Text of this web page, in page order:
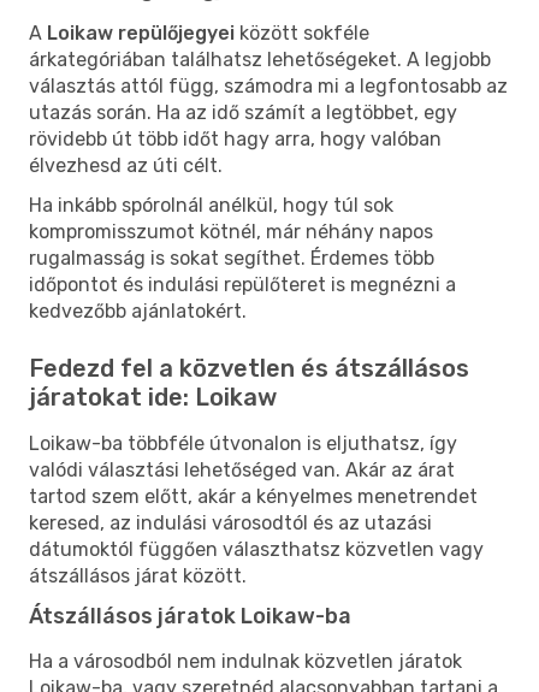
A Loikaw repülőjegyei között sokféle
árkategóriában találhatsz lehetőségeket. A legjobb
választás attól függ, számodra mi a legfontosabb az
utazás során. Ha az idő számít a legtöbbet, egy
rövidebb út több időt hagy arra, hogy valóban
élvezhesd az úti célt.
Ha inkább spórolnál anélkül, hogy túl sok
kompromisszumot kötnél, már néhány napos
rugalmasság is sokat segíthet. Érdemes több
időpontot és indulási repülőteret is megnézni a
kedvezőbb ajánlatokért.
Fedezd fel a közvetlen és átszállásos
járatokat ide: Loikaw
Loikaw-ba többféle útvonalon is eljuthatsz, így
valódi választási lehetőséged van. Akár az árat
tartod szem előtt, akár a kényelmes menetrendet
keresed, az indulási városodtól és az utazási
dátumoktól függően választhatsz közvetlen vagy
átszállásos járat között.
Átszállásos járatok Loikaw-ba
Ha a városodból nem indulnak közvetlen járatok